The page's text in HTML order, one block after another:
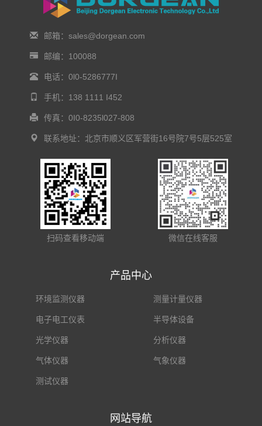
邮箱：sales@dorgean.com
邮编：100088
电话：0l0-5286777I
手机：138 1111 I452
传真：0I0-8235l027-808
联系地址：北京市顺义区军营街16号院7号5层525室
扫码查看移动端 微信在线客服
产品中心
环境监测仪器 测量计量仪器
电子电工仪表 半导体设备
光学仪器 分析仪器
气体仪器 气象仪器
测试仪器
网站导航